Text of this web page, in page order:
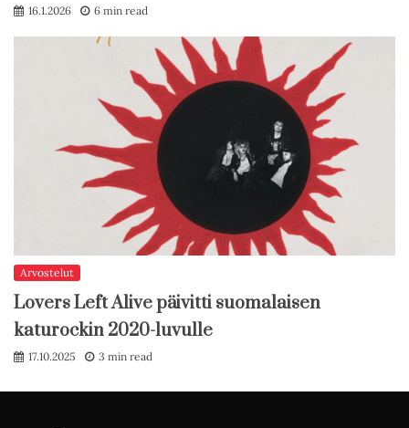
16.1.2026 6 min read
Arvostelut
Lovers Left Alive päivitti suomalaisen
katurockin 2020-luvulle
17.10.2025 3 min read